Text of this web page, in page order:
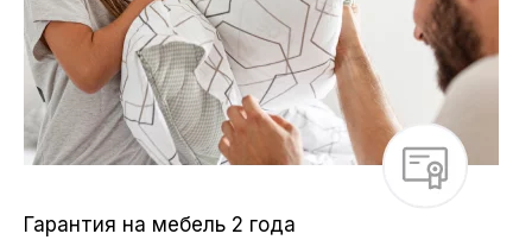
Гарантия на мебель 2 года